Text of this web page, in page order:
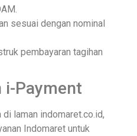
sesuai dengan nominal
pembayaran tagihan
i-Payment
laman indomaret.co.id,
Indomaret untuk